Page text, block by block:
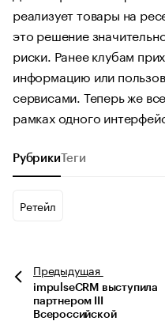
реализует товары на
это решение
риски. Ранее клубам
информацию или
сервисами. Теперь же
рамках одного
Рубрики Теги
Ретейл
Предыдущая
impulseCRM выступила
партнером III
Всероссийской